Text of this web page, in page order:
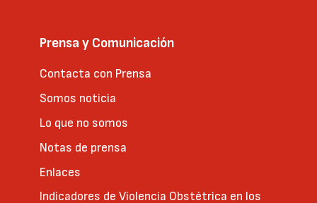
Prensa y Comunicación
Contacta con Prensa
Somos noticia
Lo que no somos
Notas de prensa
Enlaces
Indicadores de Violencia Obstétrica en los